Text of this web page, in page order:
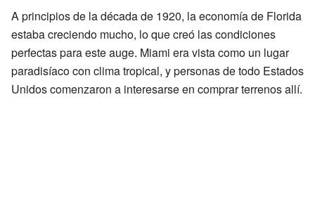
A principios de la década de 1920, la economía de Florida
estaba creciendo mucho, lo que creó las condiciones
perfectas para este auge. Miami era vista como un lugar
paradisíaco con clima tropical, y personas de todo Estados
Unidos comenzaron a interesarse en comprar terrenos allí.